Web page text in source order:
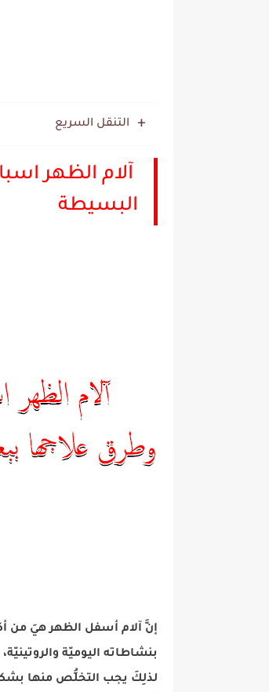
التنقل السريع
آلام الظهر
البسيطة
إنَّ آلام أسفل الظهر هيَ من
بنشاطاته اليوميّة
لذلِكَ يجب التخلُّص منها